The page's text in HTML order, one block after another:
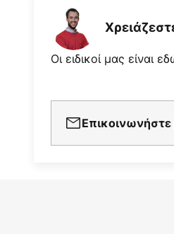
Οι ειδικοί μας είναι
Επικοινωνήστε